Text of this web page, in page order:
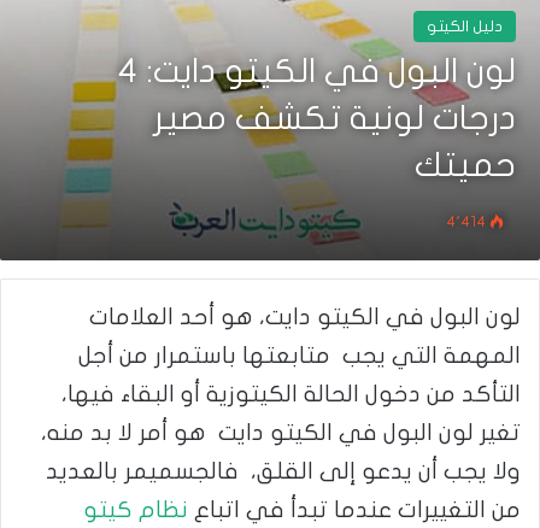
دليل الكيتو
لون البول في الكيتو دايت: 4
درجات لونية تكشف مصير
حميتك
4٬414
لون البول في الكيتو دايت، هو أحد العلامات
المهمة التي يجب متابعتها باستمرار من أجل
التأكد من دخول الحالة الكيتوزية أو البقاء فيها،
تغير لون البول في الكيتو دايت هو أمر لا بد منه،
ولا يجب أن يدعو إلى القلق، فالجسميمر بالعديد
من التغييرات عندما تبدأ في اتباع نظام كيتو